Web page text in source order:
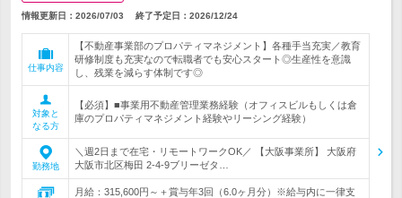
情報更新日：2026/07/03 終了予定日： 2026/12/24
仕事内容
【不動産事業部のプロパティマネジメント】各種手当充実／教育
研修制度も充実なので転職者でも安心スタート◎生産性を意識
し、残業を減らす体制です◎
対象と
なる方
【必須】■事業用不動産管理業務経験（オフィスビルもしくは倉
庫のプロパティマネジメント経験やリーシング経験）
勤務地
＼週2日まで在宅・リモートワークOK／ 【大阪事業所】 大阪府
大阪市北区梅田 2-4-9ブリーゼタ…
月給：315,600円～＋賞与年3回（6.0ヶ月分）※給与内に一律支